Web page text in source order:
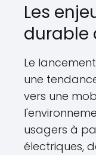
Les
durable
Le
une
vers une
usagers à
électriques,